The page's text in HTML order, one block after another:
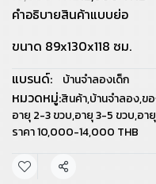
คำอธิบายสินค้าแบบย่อ
ขนาด 89x130x118 ซม.
แบรนด์:
บ้านจำลองเด็ก
หมวดหมู่:สินค้า,บ้านจำลอง,ข
อายุ 2-3 ขวบ,อายุ 3-5 ขวบ,อา
ราคา 10,000-14,000 THB
แชร์